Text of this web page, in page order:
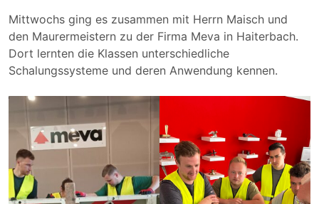
Mittwochs ging es zusammen mit Herrn Maisch und
den Maurermeistern zu der Firma Meva in Haiterbach.
Dort lernten die Klassen unterschiedliche
Schalungssysteme und deren Anwendung kennen.